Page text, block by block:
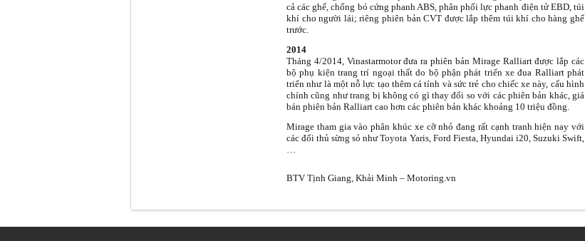
cả các ghế, chống bó cứng phanh ABS, phân phối lực phanh điện tử EBD, túi
khí cho người lái; riêng phiên bản CVT được lắp thêm túi khí cho hàng ghế
trước.
2014
Tháng 4/2014, Vinastarmotor đưa ra phiên bản Mirage Ralliart được lắp các
bộ phụ kiện trang trí ngoại thất do bộ phận phát triển xe đua Ralliart phát
triển như là một nỗ lực tạo thêm cá tính và sức trẻ cho chiếc xe này, cấu hình
chính cũng như trang bị không có gì thay đổi so với các phiên bản khác, giá
bán phiên bản Ralliart cao hơn các phiên bản khác khoảng 10 triệu đồng.
Mirage tham gia vào phân khúc xe cỡ nhỏ đang rất cạnh tranh hiện nay với
các đối thủ sừng sỏ như Toyota Yaris, Ford Fiesta, Hyundai i20, Suzuki Swift,
…
BTV Tịnh Giang, Khải Minh – Motoring.vn